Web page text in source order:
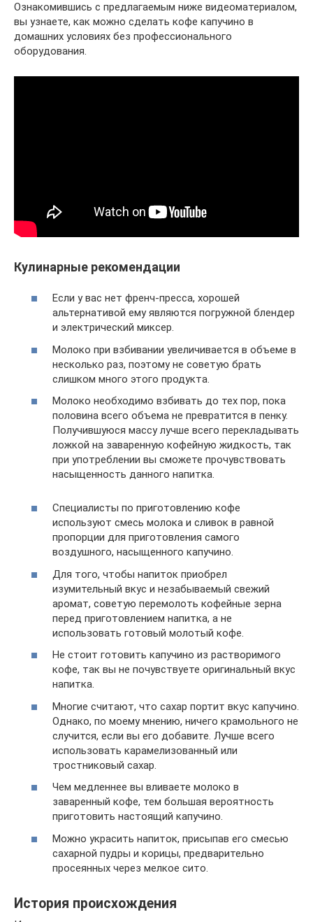
Ознакомившись с предлагаемым ниже видеоматериалом,
вы узнаете, как можно сделать кофе капучино в
домашних условиях без профессионального
оборудования.
Кулинарные рекомендации
Если у вас нет френч-пресса, хорошей
альтернативой ему являются погружной блендер
и электрический миксер.
Молоко при взбивании увеличивается в объеме в
несколько раз, поэтому не советую брать
слишком много этого продукта.
Молоко необходимо взбивать до тех пор, пока
половина всего объема не превратится в пенку.
Получившуюся массу лучше всего перекладывать
ложкой на заваренную кофейную жидкость, так
при употреблении вы сможете прочувствовать
насыщенность данного напитка.
Специалисты по приготовлению кофе
используют смесь молока и сливок в равной
пропорции для приготовления самого
воздушного, насыщенного капучино.
Для того, чтобы напиток приобрел
изумительный вкус и незабываемый свежий
аромат, советую перемолоть кофейные зерна
перед приготовлением напитка, а не
использовать готовый молотый кофе.
Не стоит готовить капучино из растворимого
кофе, так вы не почувствуете оригинальный вкус
напитка.
Многие считают, что сахар портит вкус капучино.
Однако, по моему мнению, ничего крамольного не
случится, если вы его добавите. Лучше всего
использовать карамелизованный или
тростниковый сахар.
Чем медленнее вы вливаете молоко в
заваренный кофе, тем большая вероятность
приготовить настоящий капучино.
Можно украсить напиток, присыпав его смесью
сахарной пудры и корицы, предварительно
просеянных через мелкое сито.
История происхождения